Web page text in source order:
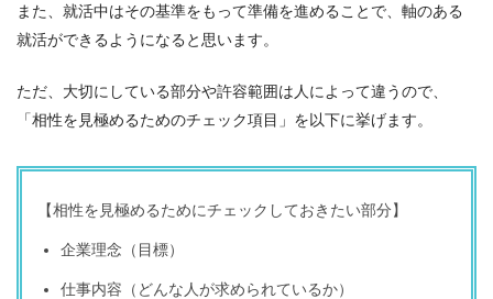
また、就活中はその基準をもって準備を進めることで、軸のある
就活ができるようになると思います。
ただ、大切にしている部分や許容範囲は人によって違うので、
「相性を見極めるためのチェック項目」を以下に挙げます。
【相性を見極めるためにチェックしておきたい部分】
企業理念（目標）
仕事内容（どんな人が求められているか）